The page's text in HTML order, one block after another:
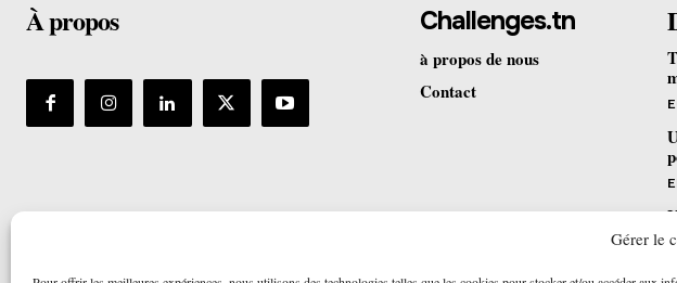
Gérer le
À propos Challenges.tn
à propos de nous
Contact